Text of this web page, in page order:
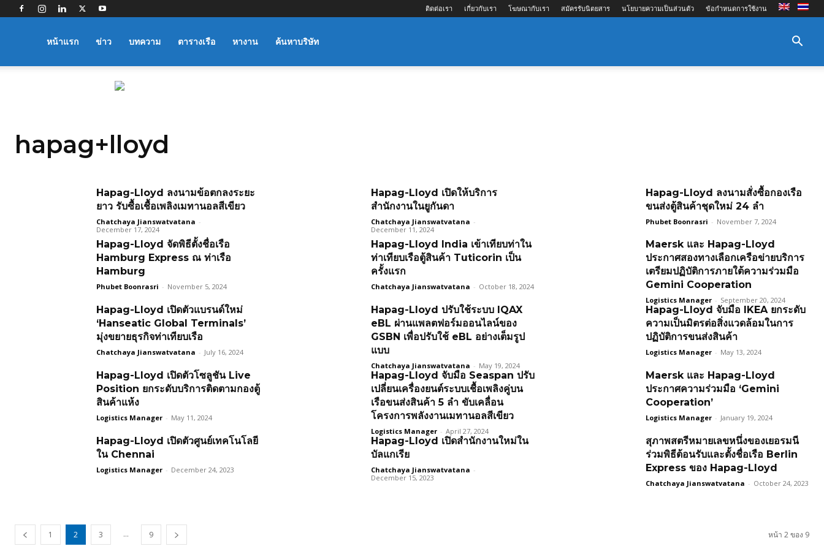
ติดต่อเรา เกี่ยวกับเรา โฆษณากับเรา สมัครรับนิตยสาร นโยบายความเป็นส่วนตัว ข้อกำหนดการใช้งาน
หน้าแรก ข่าว บทความ ตารางเรือ หางาน ค้นหาบริษัท
hapag+lloyd
Hapag-Lloyd ลงนามข้อตกลงระยะ
ยาว รับซื้อเชื้อเพลิงเมทานอลสีเขียว
Chatchaya Jianswatvatana -
December 17, 2024
Hapag-Lloyd เปิดให้บริการ
สำนักงานในยูกันดา
Chatchaya Jianswatvatana -
December 11, 2024
Hapag-Lloyd ลงนามสั่งซื้อกองเรือ
ขนส่งตู้สินค้าชุดใหม่ 24 ลำ
Phubet Boonrasri - November 7, 2024
Hapag-Lloyd จัดพิธีตั้งชื่อเรือ
Hamburg Express ณ ท่าเรือ
Hamburg
Phubet Boonrasri - November 5, 2024
Hapag-Lloyd India เข้าเทียบท่าใน
ท่าเทียบเรือตู้สินค้า Tuticorin เป็น
ครั้งแรก
Chatchaya Jianswatvatana - October 18, 2024
Maersk และ Hapag-Lloyd
ประกาศสองทางเลือกเครือข่ายบริการ
เตรียมปฏิบัติการภายใต้ความร่วมมือ
Gemini Cooperation
Logistics Manager - September 20, 2024
Hapag-Lloyd เปิดตัวแบรนด์ใหม่
‘Hanseatic Global Terminals’
มุ่งขยายธุรกิจท่าเทียบเรือ
Chatchaya Jianswatvatana - July 16, 2024
Hapag-Lloyd ปรับใช้ระบบ IQAX
eBL ผ่านแพลตฟอร์มออนไลน์ของ
GSBN เพื่อปรับใช้ eBL อย่างเต็มรูป
แบบ
Chatchaya Jianswatvatana - May 19, 2024
Hapag-Lloyd จับมือ IKEA ยกระดับ
ความเป็นมิตรต่อสิ่งแวดล้อมในการ
ปฏิบัติการขนส่งสินค้า
Logistics Manager - May 13, 2024
Hapag-Lloyd เปิดตัวโซลูชัน Live
Position ยกระดับบริการติดตามกองตู้
สินค้าแห้ง
Logistics Manager - May 11, 2024
Hapag-Lloyd จับมือ Seaspan ปรับ
เปลี่ยนเครื่องยนต์ระบบเชื้อเพลิงคู่บน
เรือขนส่งสินค้า 5 ลำ ขับเคลื่อน
โครงการพลังงานเมทานอลสีเขียว
Logistics Manager - April 27, 2024
Maersk และ Hapag-Lloyd
ประกาศความร่วมมือ ‘Gemini
Cooperation’
Logistics Manager - January 19, 2024
Hapag-Lloyd เปิดตัวศูนย์เทคโนโลยี
ใน Chennai
Logistics Manager - December 24, 2023
Hapag-Lloyd เปิดสำนักงานใหม่ใน
บัลแกเรีย
Chatchaya Jianswatvatana -
December 15, 2023
สุภาพสตรีหมายเลขหนึ่งของเยอรมนี
ร่วมพิธีต้อนรับและตั้งชื่อเรือ Berlin
Express ของ Hapag-Lloyd
Chatchaya Jianswatvatana - October 24, 2023
1 2 3 ... 9 หน้า 2 ของ 9